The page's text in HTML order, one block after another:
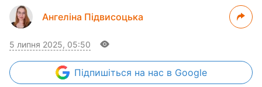
Ангеліна Підвисоцька
5 липня 2025, 05:50
Підпишіться на нас в Google